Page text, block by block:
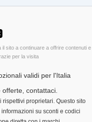
sito a continuare a offrire contenuti e
per la visita
validi per l'Italia
offerte, contattaci.
proprietari. Questo sito
su sconti e codici